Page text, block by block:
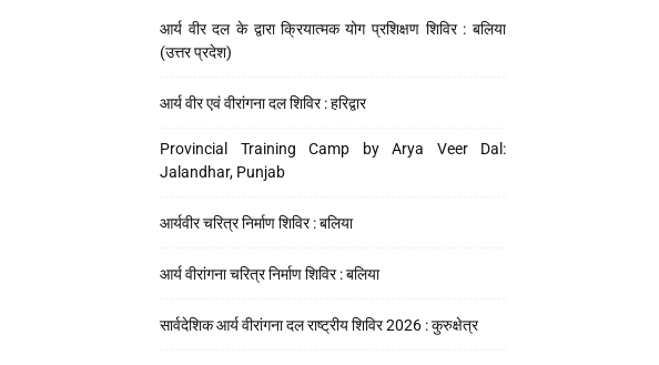
आर्य वीर दल के द्वारा क्रियात्मक योग प्रशिक्षण शिविर : बलिया
(उत्तर प्रदेश)
आर्य वीर एवं वीरांगना दल शिविर : हरिद्वार
Provincial Training Camp by Arya Veer Dal:
Jalandhar, Punjab
आर्यवीर चरित्र निर्माण शिविर : बलिया
आर्य वीरांगना चरित्र निर्माण शिविर : बलिया
सार्वदेशिक आर्य वीरांगना दल राष्ट्रीय शिविर 2026 : कुरुक्षेत्र